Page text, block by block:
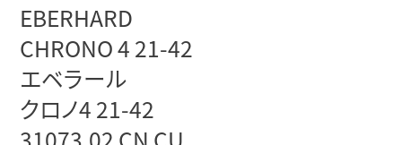
EBERHARD
CHRONO 4 21-42
エベラール
クロノ4 21-42